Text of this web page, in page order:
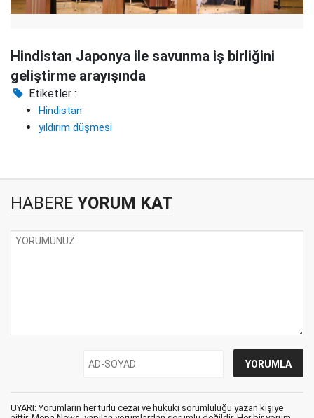
Hindistan Japonya ile savunma iş birliğini
geliştirme arayışında
Etiketler :
Hindistan
yıldırım düşmesi
HABERE YORUM KAT
UYARI: Yorumların her türlü cezai ve hukuki sorumluluğu yazan kişiye